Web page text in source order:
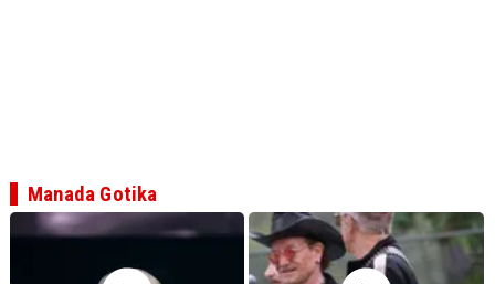
Manada Gotika